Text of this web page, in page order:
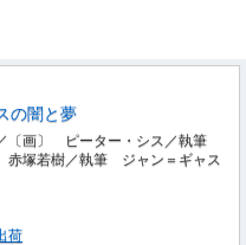
の闇と夢
〔画〕 ピーター・シス／執筆
塚若樹／執筆 ジャン＝ギャス
荷